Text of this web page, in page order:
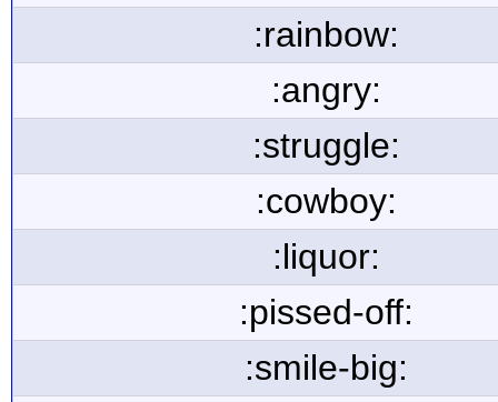
:rainbow:
:angry:
:struggle:
:cowboy:
:liquor:
:pissed-off:
:smile-big: